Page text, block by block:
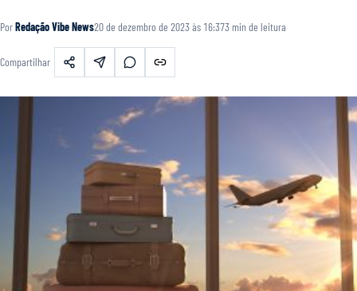
PorRedação Vibe News20 de dezembro de 2023 às 16:373 min de leitura
Compartilhar